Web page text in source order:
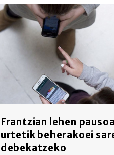
Frantzian lehen
urtetik beherakoei
debekatzeko